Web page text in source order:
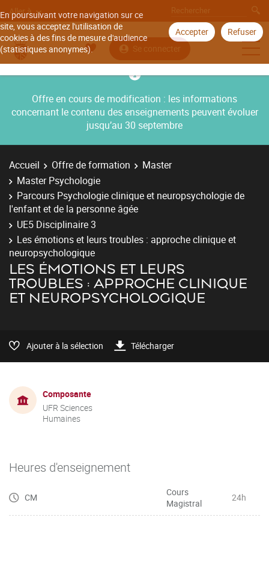
En poursuivant votre navigation sur ce
site, vous acceptez l'utilisation de
cookies à des fins de mesure d'audience
(statistiques anonymes).
Accepter Refuser
Aller à
Se connecter
Offre en cours de modification : les informations
concernant le contenu des enseignements peuvent évoluer
jusqu’au 30 septembre
Accueil Offre de formation
Master
Master Psychologie
Parcours Psychologie clinique et neuropsychologie de
l'enfant et de la personne âgée
UE5 Disciplinaire 3
Les émotions et leurs troubles : approche clinique et
neuropsychologique
LES ÉMOTIONS ET LEURS
TROUBLES : APPROCHE CLINIQUE
ET NEUROPSYCHOLOGIQUE
Ajouter à la sélection Télécharger
Composante
UFR Sciences
Humaines
Heures d'enseignement
CM
Cours
Magistral
24h